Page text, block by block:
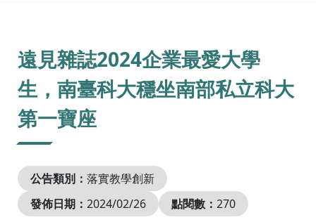
遠見雜誌2024企業最愛大學
生，南臺科大穩坐南部私立科大
第一寶座
公告類別： 落實教學創新
發佈日期： 2024/02/26 點閱數： 270